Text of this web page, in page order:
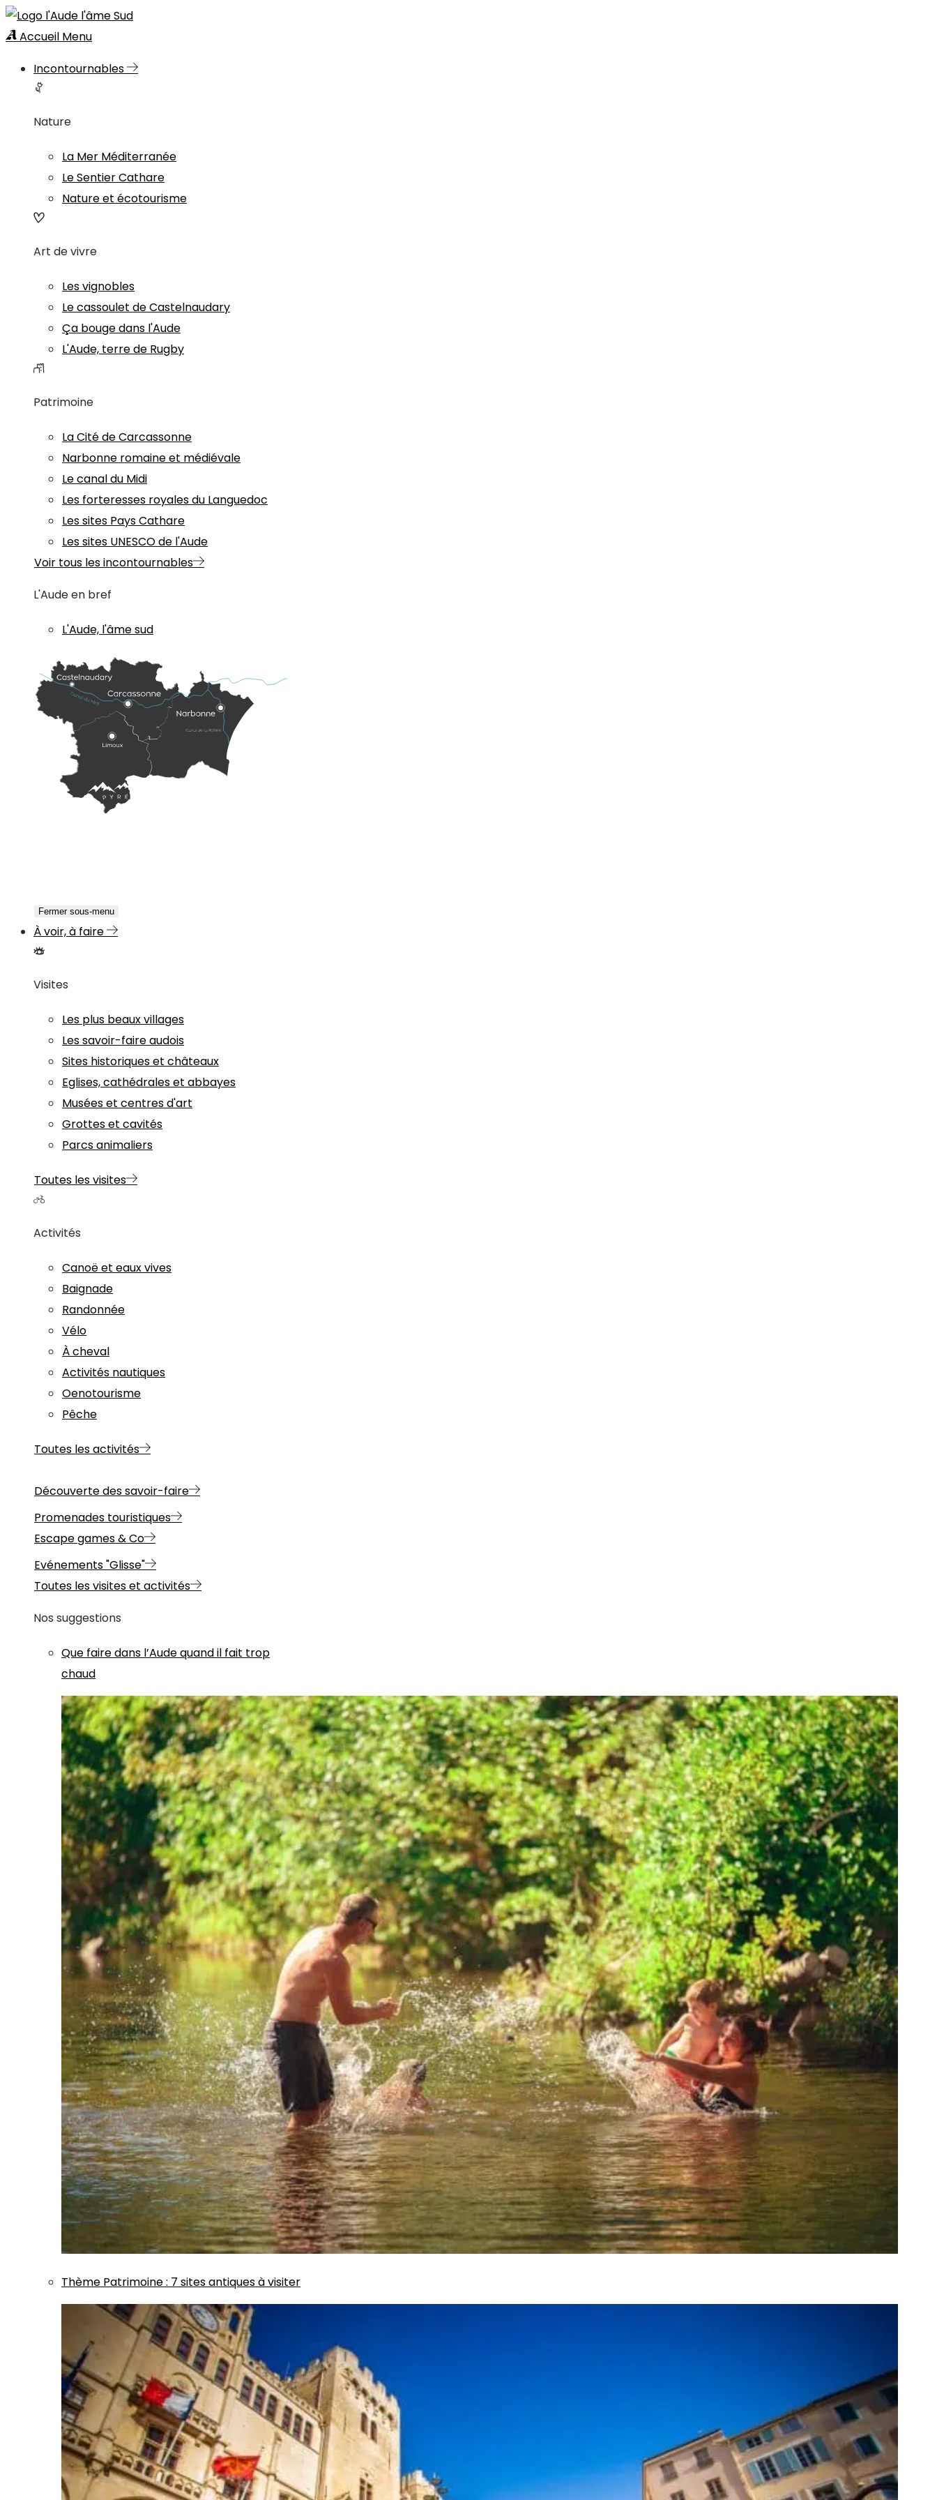
Accueil Menu
Incontournables
Nature
La Mer Méditerranée
Le Sentier Cathare
Nature et écotourisme
Art de vivre
Les vignobles
Le cassoulet de Castelnaudary
Ça bouge dans l'Aude
L'Aude, terre de Rugby
Patrimoine
La Cité de Carcassonne
Narbonne romaine et médiévale
Le canal du Midi
Les forteresses royales du Languedoc
Les sites Pays Cathare
Les sites UNESCO de l'Aude
Voir tous les incontournables
L'Aude en bref
L'Aude, l'âme sud
Fermer sous-menu
À voir, à faire
Visites
Les plus beaux villages
Les savoir-faire audois
Sites historiques et châteaux
Eglises, cathédrales et abbayes
Musées et centres d'art
Grottes et cavités
Parcs animaliers
Toutes les visites
Activités
Canoë et eaux vives
Baignade
Randonnée
Vélo
À cheval
Activités nautiques
Oenotourisme
Pêche
Toutes les activités
Découverte des savoir-faire
Promenades touristiques
Escape games & Co
Evénements "Glisse"
Toutes les visites et activités
Nos suggestions
Que faire dans l’Aude quand il fait trop
chaud
Thème Patrimoine: 7 sites antiques à visiter